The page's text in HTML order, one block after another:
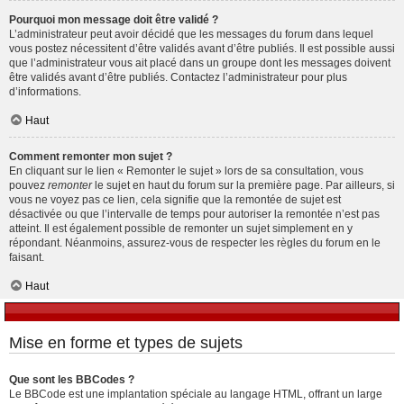
Pourquoi mon message doit être validé ?
L’administrateur peut avoir décidé que les messages du forum dans lequel
vous postez nécessitent d’être validés avant d’être publiés. Il est possible aussi
que l’administrateur vous ait placé dans un groupe dont les messages doivent
être validés avant d’être publiés. Contactez l’administrateur pour plus
d’informations.
Haut
Comment remonter mon sujet ?
En cliquant sur le lien « Remonter le sujet » lors de sa consultation, vous
pouvez remonterle sujet en haut du forum sur la première page. Par ailleurs, si
vous ne voyez pas ce lien, cela signifie que la remontée de sujet est
désactivée ou que l’intervalle de temps pour autoriser la remontée n’est pas
atteint. Il est également possible de remonter un sujet simplement en y
répondant. Néanmoins, assurez-vous de respecter les règles du forum en le
faisant.
Haut
Mise en forme et types de sujets
Que sont les BBCodes ?
Le BBCode est une implantation spéciale au langage HTML, offrant un large